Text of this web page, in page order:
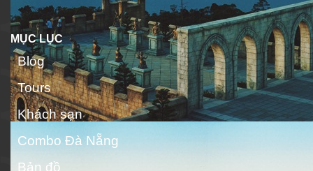
MỤC LỤC
Blog
Tours
Khách sạn
Combo Đà Nẵng
Bản đồ